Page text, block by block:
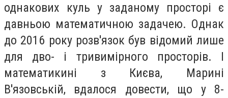
однакових куль у заданому просторі є
давньою математичною задачею. Однак
до 2016 року розв'язок був відомий лише
для дво- і тривимірного просторів. І
математикині з Києва, Марині
В'язовській, вдалося довести, що у 8-